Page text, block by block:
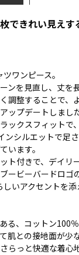
できれい見えす
ワンピース。
ンを見直し、丈を
調整することで、
ップデートしました
ックスフィットで
ンシルエットで足
います。
ト付きで、デイリ
ービーバードロゴ
いアクセントを添
る、コットン100
肌との接地面が少
らっと快適な着心